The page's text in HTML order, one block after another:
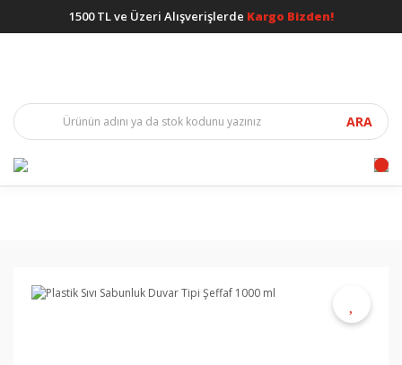
1500 TL ve Üzeri Alışverişlerde Kargo Bizden!
ARA